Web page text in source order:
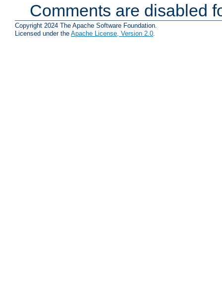
Comments are disabled
Copyright 2024 The Apache Software Foundation.
Licensed under the Apache License, Version 2.0.